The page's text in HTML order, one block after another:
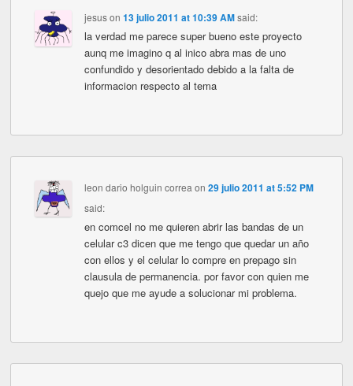
jesuson 13 julio 2011 at 10:39 AM said:
la verdad me parece super bueno este proyecto
aunq me imagino q al inico abra mas de uno
confundido y desorientado debido a la falta de
informacion respecto al tema
leon dario holguin correa on 29 julio 2011 at 5:52 PM
said:
en comcel no me quieren abrir las bandas de un
celular c3 dicen que me tengo que quedar un año
con ellos y el celular lo compre en prepago sin
clausula de permanencia. por favor con quien me
quejo que me ayude a solucionar mi problema.